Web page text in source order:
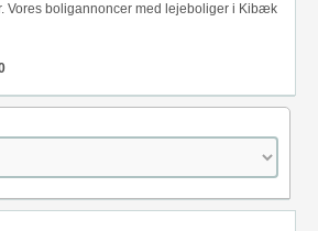
Vores boligannoncer med lejeboliger i Kibæk